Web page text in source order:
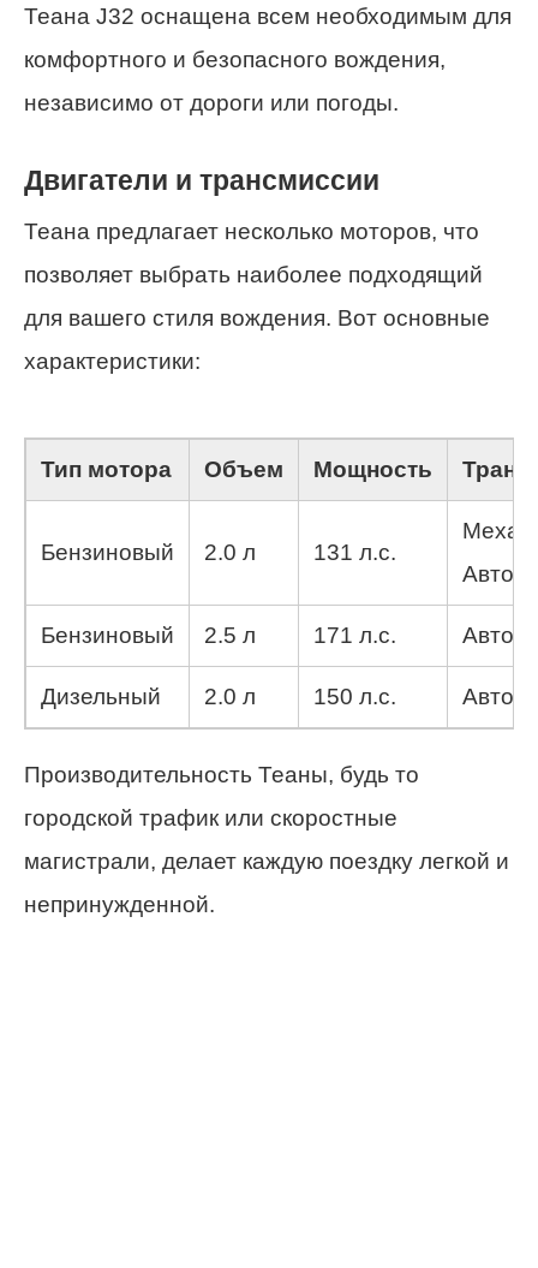
Теана J32 оснащена всем необходимым для
комфортного и безопасного вождения,
независимо от дороги или погоды.
Двигатели и трансмиссии
Теана предлагает несколько моторов, что
позволяет выбрать наиболее подходящий
для вашего стиля вождения. Вот основные
характеристики:
Тип мотора Объем Мощность
Бензиновый 2.0 л 131 л.с.
Бензиновый 2.5 л 171 л.с.
Дизельный 2.0 л 150 л.с.
Производительность Теаны, будь то
городской трафик или скоростные
магистрали, делает каждую поездку легкой и
непринужденной.